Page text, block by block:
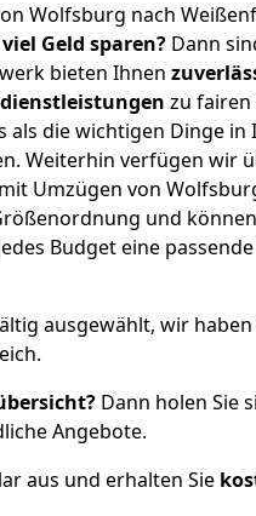
Wolfsburg nach
viel Geld sparen? Dann
bieten Ihnen
zu fairen
als die wichtigen Dinge in
Weiterhin verfügen wir
Umzügen von
und
Budget eine
ausgewählt, wir haben
Dann holen Sie
Angebote.
aus und erhalten Sie